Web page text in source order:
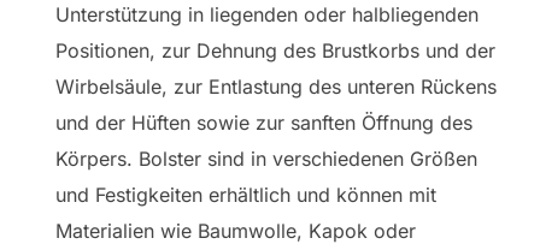
Unterstützung in liegenden oder halbliegenden
Positionen, zur Dehnung des Brustkorbs und der
Wirbelsäule, zur Entlastung des unteren Rückens
und der Hüften sowie zur sanften Öffnung des
Körpers. Bolster sind in verschiedenen Größen
und Festigkeiten erhältlich und können mit
Materialien wie Baumwolle, Kapok oder